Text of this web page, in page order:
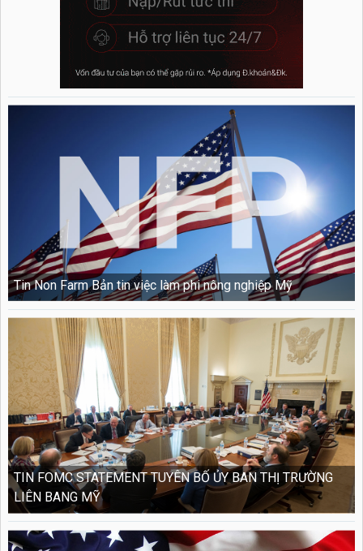
Tin Non Farm Bản tin việc làm phi nông nghiệp Mỹ
TIN FOMC STATEMENT TUYÊN BỐ ỦY BAN THỊ TRƯỜNG
LIÊN BANG MỸ